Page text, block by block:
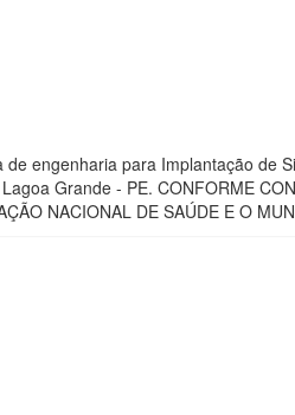
engenharia para Implantação de
Grande - PE. CONFORME
NACIONAL DE SAÚDE E O